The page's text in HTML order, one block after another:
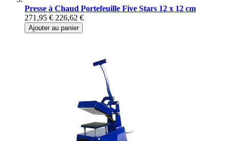
Presse à Chaud Portefeuille Five Stars 12 x 12 cm
271,95 € 226,62 €
Ajouter au panier